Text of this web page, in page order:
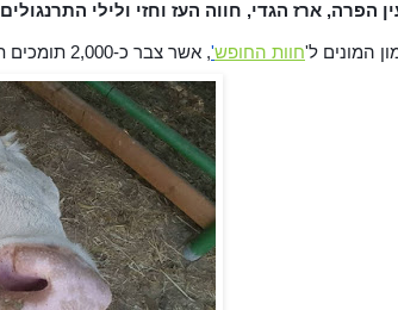
הפרה, ארז הגדי, חווה העז וחזי ולילי התרנגולים
המונים ל'חוות החופש', אשר צבר כ-2,000 תומכים תוך כשבוע!